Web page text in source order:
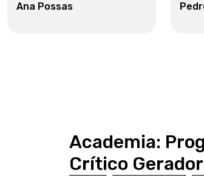
Ana Possas
Academia:
Crítico Gerador